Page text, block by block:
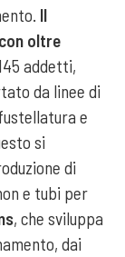
Il
oltre
addetti,
da linee di
e
si
di
e tubi per
, che sviluppa
dai